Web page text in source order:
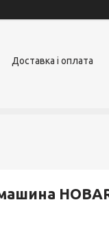
Доставка і оплата